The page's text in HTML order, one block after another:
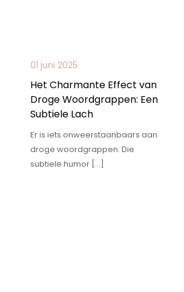
01 juni 2025
Het Charmante Effect van
Droge Woordgrappen: Een
Subtiele Lach
Er is iets onweerstaanbaars aan
droge woordgrappen. Die
subtiele humor […]